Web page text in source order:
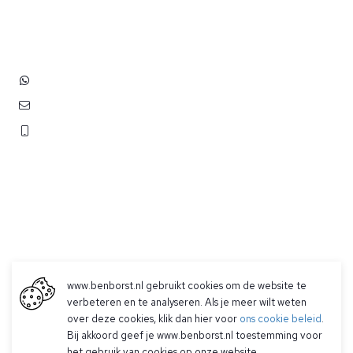
Betalen
Verzending & Retourneren
Contact
www.benborst.nl gebruikt cookies om de website te
verbeteren en te analyseren. Als je meer wilt weten
over deze cookies, klik dan hier voor ons cookie beleid.
Bij akkoord geef je www.benborst.nl toestemming voor